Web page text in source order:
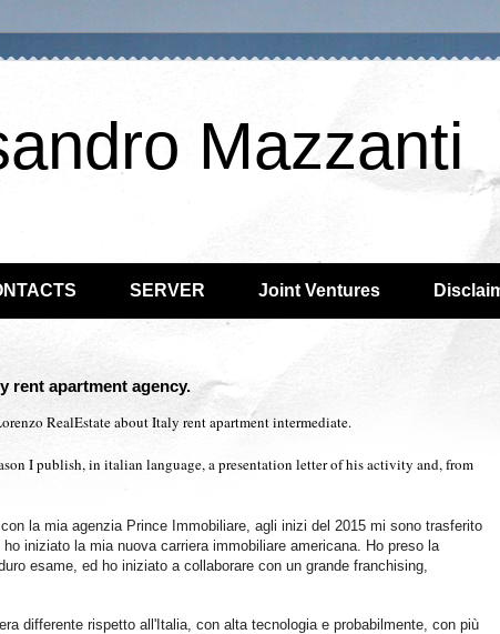
Mazzanti
SERVER Joint Ventures
rent apartment agency.
RealEstate about Italy rent apartment intermediate.
I publish, in italian language, a presentation letter of his activity and, from
la mia agenzia Prince Immobiliare, agli inizi del 2015 mi sono trasferito
iniziato la mia nuova carriera immobiliare americana. Ho preso la
esame, ed ho iniziato a collaborare con un grande franchising,
differente rispetto all'Italia, con alta tecnologia e probabilmente, con più